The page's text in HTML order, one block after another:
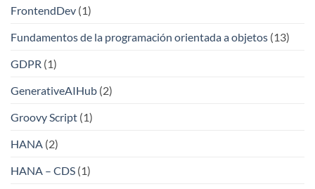
FrontendDev (1)
Fundamentos de la programación orientada a objetos (13)
GDPR (1)
GenerativeAIHub (2)
Groovy Script (1)
HANA (2)
HANA – CDS (1)